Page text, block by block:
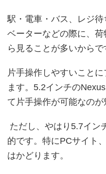
駅・電車・バス、レジ
ベーターなどの際に、
ら見ることが多いからで
片手操作しやすいこと
ます。5.2インチの
て片手操作が可能なのが
ただし、やはり5.7イン
的です。特にPCサイト
はかどります。